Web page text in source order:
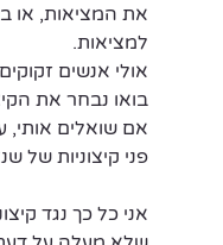
את המציאות, או
למציאות.
אולי אנשים
בואו נבחר את
אם שואלים אותי,
פני קיצוניות של
אני כל כך נגד